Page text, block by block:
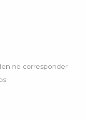
no corresponder